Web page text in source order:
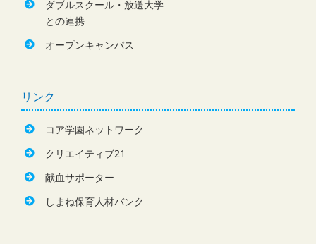
ダブルスクール・放送大学
との連携
オープンキャンパス
リンク
コア学園ネットワーク
クリエイティブ21
献血サポーター
しまね保育人材バンク